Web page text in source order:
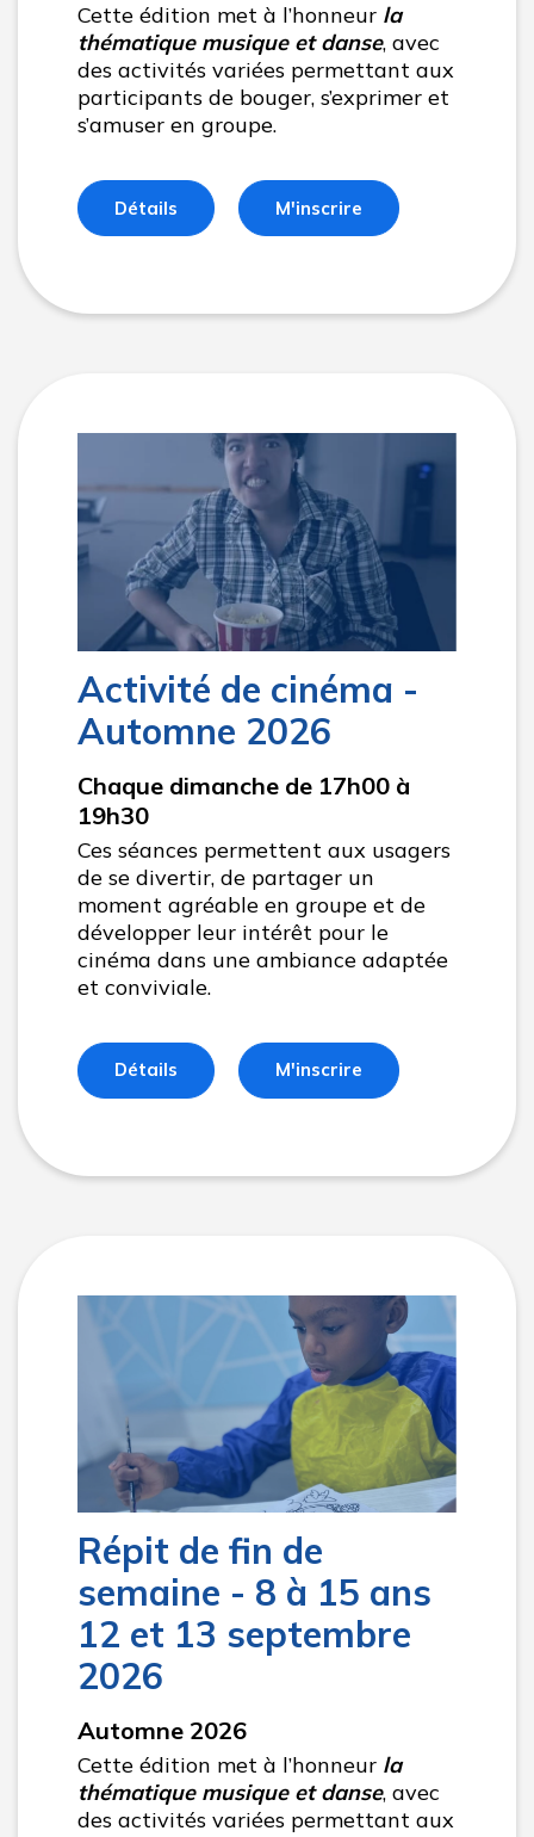
Cette édition met à l’honneur la
thématique musique et danse, avec
des activités variées permettant aux
participants de bouger, s’exprimer et
s’amuser en groupe.
Détails M'inscrire
Activité de cinéma -
Automne 2026
Chaque dimanche de 17h00 à
19h30
Ces séances permettent aux usagers
de se divertir, de partager un
moment agréable en groupe et de
développer leur intérêt pour le
cinéma dans une ambiance adaptée
et conviviale.
Détails M'inscrire
Répit de fin de
semaine - 8 à 15 ans
12 et 13 septembre
2026
Automne 2026
Cette édition met à l’honneur la
thématique musique et danse, avec
des activités variées permettant aux